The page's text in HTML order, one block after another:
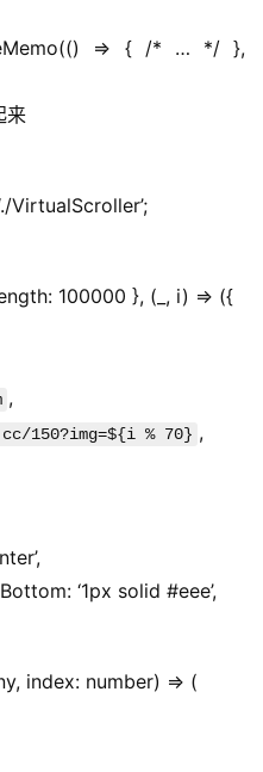
=> { /* … */ },
来
100000 }, (_, i) => ({
,
150?img=${i % 70} ,
‘1px solid #eee’,
index: number) => (